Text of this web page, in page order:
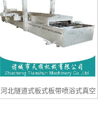
河北隧道式板式板带喷浴式真空